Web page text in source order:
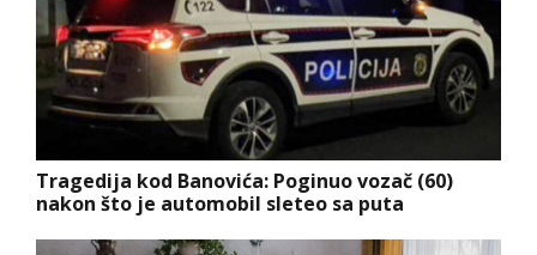
Tragedija kod Banovića: Poginuo vozač (60)
nakon što je automobil sleteo sa puta